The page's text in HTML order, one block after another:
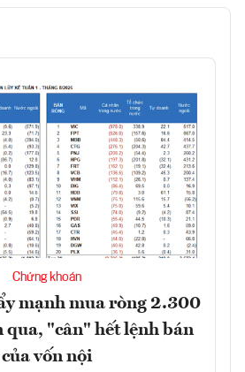
Chứng khoán
mạnh mua ròng 2.300
qua, "cân" hết lệnh bán
của vốn nội